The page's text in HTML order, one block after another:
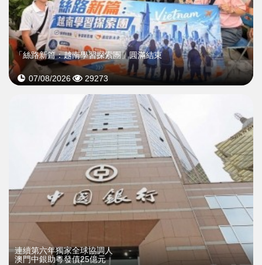
「絲路新篇：越南學習探索團」圓滿結束
07/08/2026 29273
連續第六年獨家全球協調人
澳門中銀助粵發債25億元